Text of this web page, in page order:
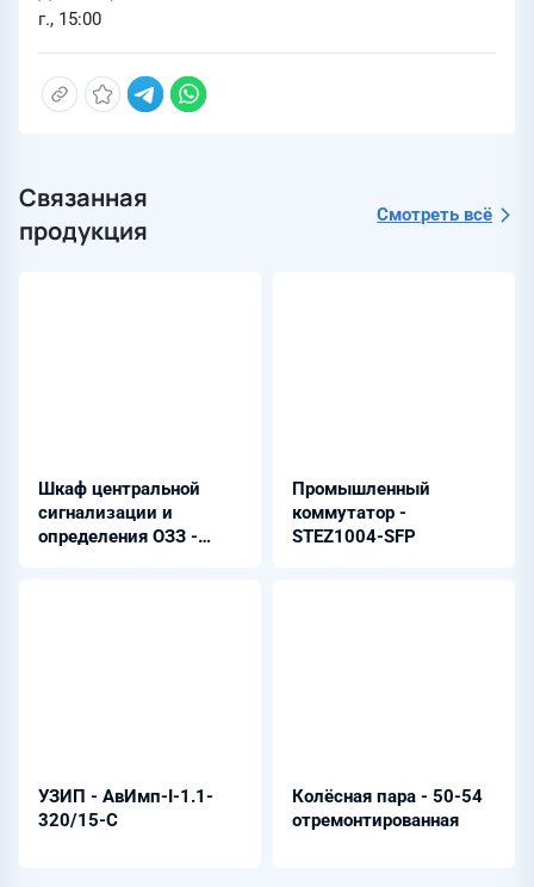
г., 15:00
Связанная
продукция
Смотреть всё
Шкаф центральной
сигнализации и
определения ОЗЗ -
Промышленный
коммутатор -
STEZ1004-SFP
УЗИП - АвИмп-I-1.1-
320/15-C
Колёсная пара - 50-54
отремонтированная